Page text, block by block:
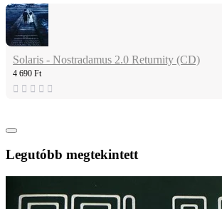
Solaris - Nostradamus 2.0 Returnity (CD)
4 690 Ft
Legutóbb megtekintett